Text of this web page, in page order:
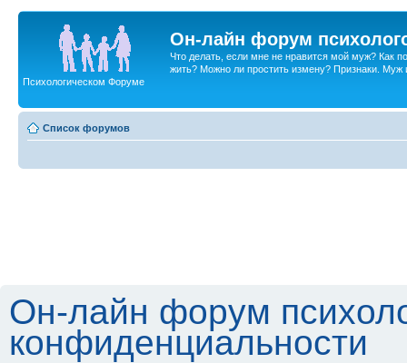
Он-лайн форум
Что делать, если мне не нравится мой муж? Как
жить? Можно ли простить измену? Признаки. Муж
Психологическом Форуме
Список форумов
Он-лайн форум
конфиденциальности